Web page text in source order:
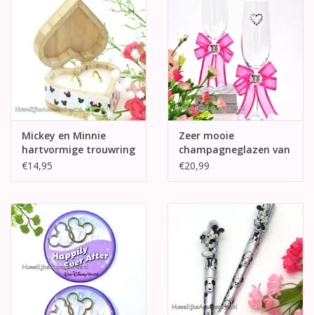
Mickey en Minnie
hartvormige trouwring
doosje
€14,95
Zeer mooie
champagneglazen van
Mickey en Minnie
€20,99